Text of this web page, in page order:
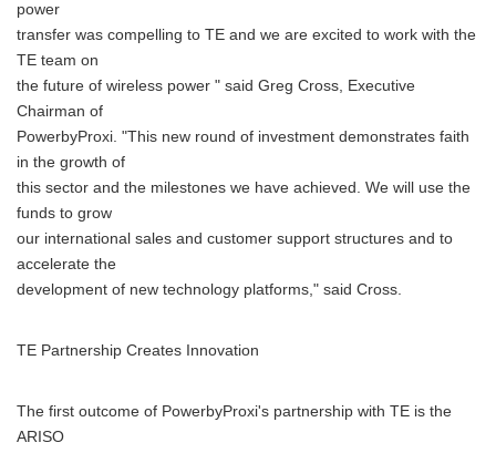
power
transfer was compelling to TE and we are excited to work with the
TE team on
the future of wireless power " said Greg Cross, Executive
Chairman of
PowerbyProxi. "This new round of investment demonstrates faith
in the growth of
this sector and the milestones we have achieved. We will use the
funds to grow
our international sales and customer support structures and to
accelerate the
development of new technology platforms," said Cross.
TE Partnership Creates Innovation
The first outcome of PowerbyProxi's partnership with TE is the
ARISO